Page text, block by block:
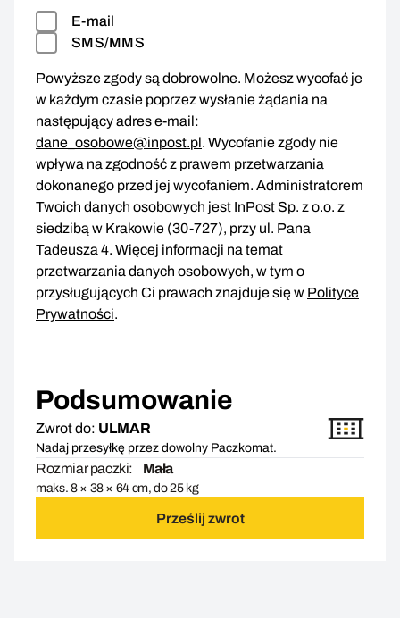
E-mail
SMS/MMS
Powyższe zgody są dobrowolne. Możesz wycofać je
w każdym czasie poprzez wysłanie żądania na
następujący adres e-mail:
dane_osobowe@inpost.pl. Wycofanie zgody nie
wpływa na zgodność z prawem przetwarzania
dokonanego przed jej wycofaniem. Administratorem
Twoich danych osobowych jest InPost Sp. z o.o. z
siedzibą w Krakowie (30-727), przy ul. Pana
Tadeusza 4. Więcej informacji na temat
przetwarzania danych osobowych, w tym o
przysługujących Ci prawach znajduje się w Polityce
Prywatności.
Podsumowanie
Zwrot do: ULMAR
Nadaj przesyłkę przez dowolny Paczkomat.
Rozmiar paczki: Mała
maks. 8 × 38 × 64 cm, do 25 kg
Prześlij zwrot